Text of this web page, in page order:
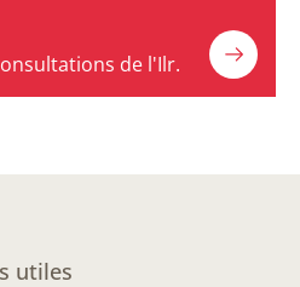
de l'Ilr.
utiles